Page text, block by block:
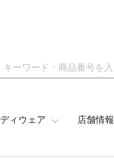
検
ィウェア 店舗情報